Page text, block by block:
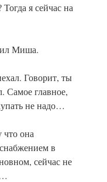
я сейчас на
Миша.
Говорит, ты
Самое главное,
не надо…
что она
в
сейчас не